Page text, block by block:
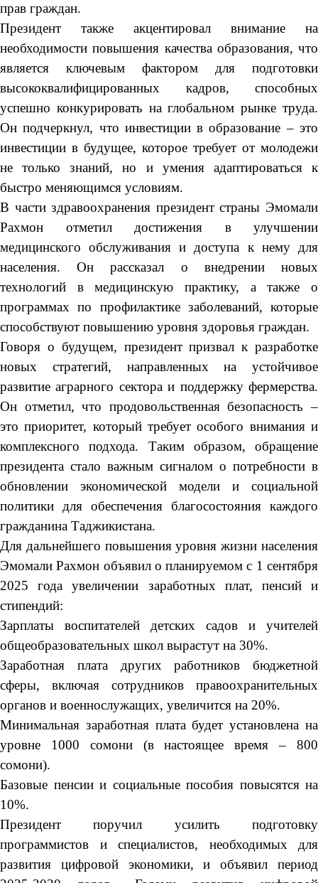
прав граждан.
Президент также акцентировал внимание на
необходимости повышения качества образования, что
является ключевым фактором для подготовки
высококвалифицированных кадров, способных
успешно конкурировать на глобальном рынке труда.
Он подчеркнул, что инвестиции в образование – это
инвестиции в будущее, которое требует от молодежи
не только знаний, но и умения адаптироваться к
быстро меняющимся условиям.
В части здравоохранения президент страны Эмомали
Рахмон отметил достижения в улучшении
медицинского обслуживания и доступа к нему для
населения. Он рассказал о внедрении новых
технологий в медицинскую практику, а также о
программах по профилактике заболеваний, которые
способствуют повышению уровня здоровья граждан.
Говоря о будущем, президент призвал к разработке
новых стратегий, направленных на устойчивое
развитие аграрного сектора и поддержку фермерства.
Он отметил, что продовольственная безопасность –
это приоритет, который требует особого внимания и
комплексного подхода. Таким образом, обращение
президента стало важным сигналом о потребности в
обновлении экономической модели и социальной
политики для обеспечения благосостояния каждого
гражданина Таджикистана.
Для дальнейшего повышения уровня жизни населения
Эмомали Рахмон объявил о планируемом с 1 сентября
2025 года увеличении заработных плат, пенсий и
стипендий:
Зарплаты воспитателей детских садов и учителей
общеобразовательных школ вырастут на 30%.
Заработная плата других работников бюджетной
сферы, включая сотрудников правоохранительных
органов и военнослужащих, увеличится на 20%.
Минимальная заработная плата будет установлена на
уровне 1000 сомони (в настоящее время – 800
сомони).
Базовые пенсии и социальные пособия повысятся на
10%.
Президент поручил усилить подготовку
программистов и специалистов, необходимых для
развития цифровой экономики, и объявил период